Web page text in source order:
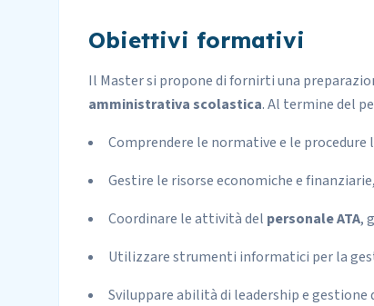
Obiettivi formativi
Il Master si propone di fornirti una
amministrativa scolastica. Al termine del
Comprendere le normative e le
Gestire le risorse economiche e
Coordinare le attività del personale ATA,
Utilizzare strumenti informatici per la
Sviluppare abilità di leadership e